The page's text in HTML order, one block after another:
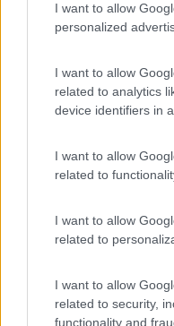
I want to allow
personalized
I want to allow
related to analytics
device identifiers in
I want to allow
related to
I want to allow
related to
I want to allow
related to security,
functionality and
In risposta al messaggio di
Ciao Banoyo
questa è molto simile alla
1557
Inserito il26/11/2024 alle:
In risposta al messaggio di il
Per il mio punto di vista
specificando temperatura celle
Ciao e grazie Tornitore